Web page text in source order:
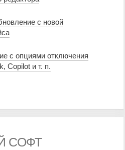
с новой
с опциями отключения
Copilot и т. п.
СОФТ